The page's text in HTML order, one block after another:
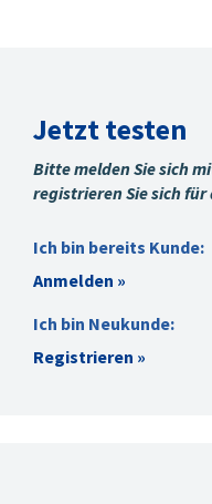
Adaptive
Fenster-
punktförmig,
linienförmig
DXF/DWG Import
Jetzt testen
Bitte melden Sie sich
registrieren Sie sich
Ich bin bereits Kunde:
Anmelden »
Ich bin Neukunde:
Registrieren »